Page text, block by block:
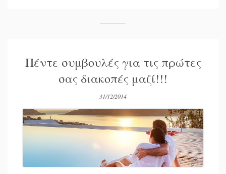
Πέντε συμβουλές για τις πρώτες
σας διακοπές μαζί!!!
31/12/2014